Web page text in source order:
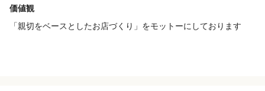
価値観
「親切をベースとしたお店づくり」をモットーにしております